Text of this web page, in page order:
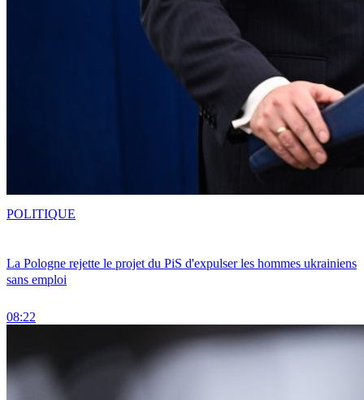
La Pologne rejette le projet du PiS d'expulser les hommes ukrainiens
sans emploi
08:22
POLITIQUE